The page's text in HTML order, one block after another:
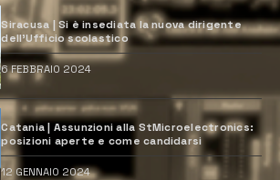
Siracusa | Si è insediata la nuova dirigente
dell’Ufficio scolastico
6 FEBBRAIO 2024
Catania | Assunzioni alla StMicroelectronics:
posizioni aperte e come candidarsi
12 GENNAIO 2024